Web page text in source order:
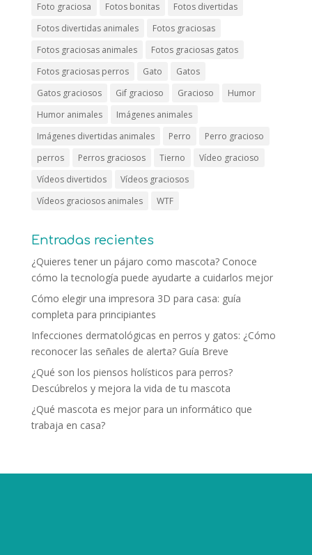
Foto graciosa
Fotos bonitas
Fotos divertidas
Fotos divertidas animales
Fotos graciosas
Fotos graciosas animales
Fotos graciosas gatos
Fotos graciosas perros
Gato
Gatos
Gatos graciosos
Gif gracioso Gracioso
Humor
Humor animales
Imágenes animales
Imágenes divertidas animales
Perro
Perro gracioso
perros
Perros graciosos Tierno
Vídeo gracioso
Vídeos divertidos
Vídeos graciosos
Vídeos graciosos animales
WTF
Entradas recientes
¿Quieres tener un pájaro como mascota? Conoce
cómo la tecnología puede ayudarte a cuidarlos mejor
Cómo elegir una impresora 3D para casa: guía
completa para principiantes
Infecciones dermatológicas en perros y gatos: ¿Cómo
reconocer las señales de alerta? Guía Breve
¿Qué son los piensos holísticos para perros?
Descúbrelos y mejora la vida de tu mascota
¿Qué mascota es mejor para un informático que
trabaja en casa?